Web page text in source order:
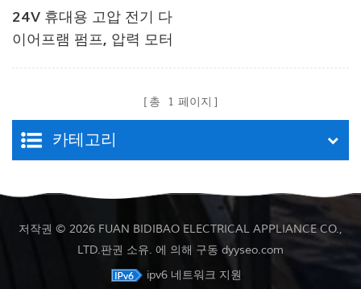
24V 휴대용 고압 전기 다
이어프램 펌프, 압력 모터
총 1 페이지
카테고리
저작권 © 2026 FUAN BIDIBAO ELECTRICAL APPLIANCE CO.,
LTD.판권 소유. 에 의해 구동 dyyseo.com
ipv6 네트워크 지원